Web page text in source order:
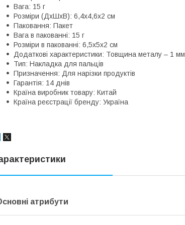
Вага: 15 г
Розміри (ДхШхВ): 6,4х4,6х2 см
Паковання: Пакет
Вага в пакованні: 15 г
Розміри в пакованні: 6,5х5х2 см
Додаткові характеристики: Товщина металу – 1 мм
Тип: Накладка для пальців
Призначення: Для нарізки продуктів
Гарантія: 14 днів
Країна виробник товару: Китай
Країна реєстрації бренду: Україна
атрибути